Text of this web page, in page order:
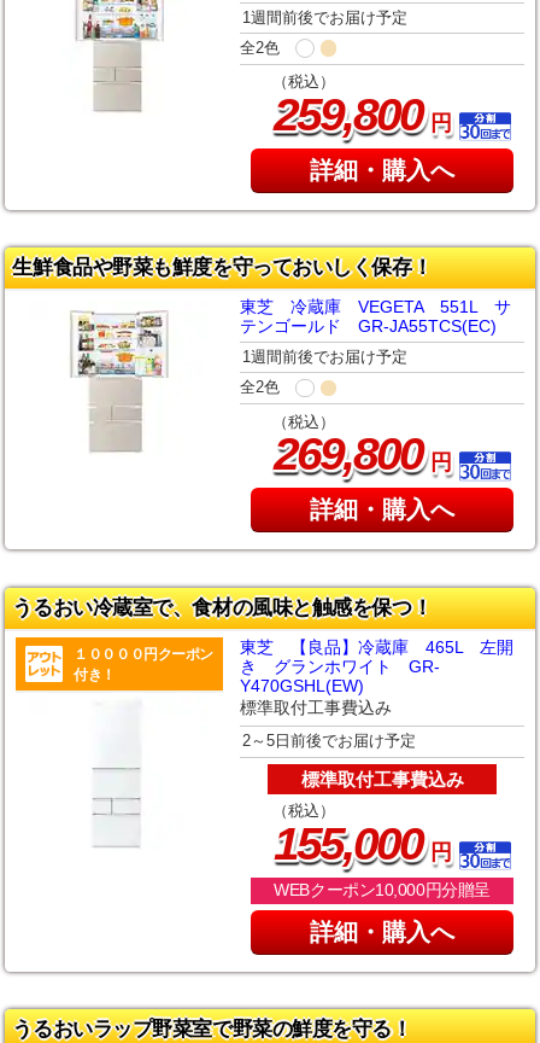
1週間前後でお届け予定
全2色
（税込）
259,800円
詳細・購入へ
生鮮食品や野菜も鮮度を守っておいしく保存！
東芝 冷蔵庫 VEGETA 551L サ
テンゴールド GR-JA55TCS(EC)
1週間前後でお届け予定
全2色
（税込）
269,800円
詳細・購入へ
うるおい冷蔵室で、食材の風味と触感を保つ！
１００００円クーポン
付き！
東芝 【良品】冷蔵庫 465L 左開
き グランホワイト GR-
Y470GSHL(EW)
標準取付工事費込み
2～5日前後でお届け予定
標準取付工事費込み
（税込）
155,000円
WEBクーポン10,000円分贈呈
詳細・購入へ
うるおいラップ野菜室で野菜の鮮度を守る！